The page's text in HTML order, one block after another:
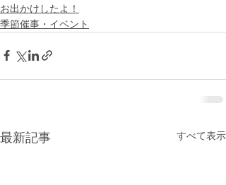
お出かけしたよ！
季節催事・イベント
最新記事 すべて表示